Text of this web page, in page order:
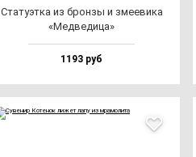
Ста­ту­эт­ка из брон­зы и зме­еви­ка
«Мед­ве­ди­ца»
1193 руб